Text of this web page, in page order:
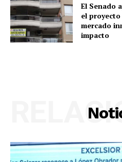
El Senado
el
mercado
impacto